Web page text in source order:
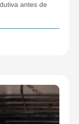
antes de